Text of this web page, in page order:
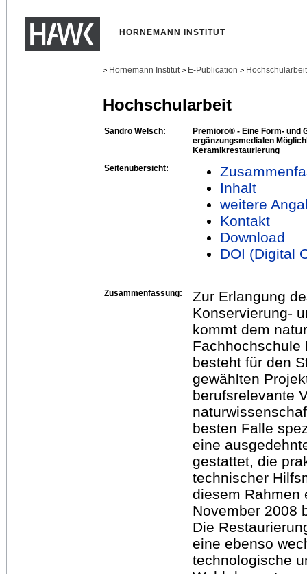
HORNEMANN INSTITUT
> Hornemann Institut > E-Publication >
Hochschularbeit
Sandro Welsch:
Premioro® - Eine Form- und
ergänzungsmedialen
Keramikrestaurierung
Seitenübersicht:
Inhalt
weitere
Kontakt
Download
DOI (Digital
Zusammenfassung:
Zur Erlangung
Konservierung-
kommt dem
Fachhochschule
besteht für den
gewählten
berufsrelevante
besten Falle
eine
gestattet, die
technischer
diesem Rahmen
November 2008
Die
eine ebenso
technologische